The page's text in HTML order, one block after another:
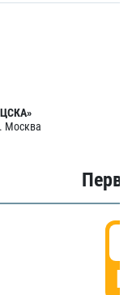
Москва